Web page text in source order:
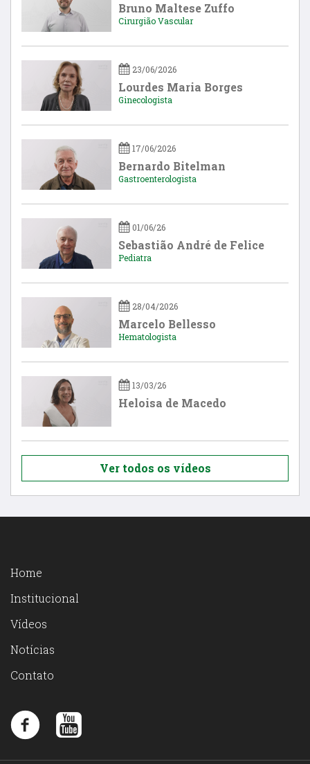
Bruno Maltese Zuffo
Cirurgião Vascular
23/06/2026
Lourdes Maria Borges
Ginecologista
17/06/2026
Bernardo Bitelman
Gastroenterologista
01/06/26
Sebastião André de Felice
Pediatra
28/04/2026
Marcelo Bellesso
Hematologista
13/03/26
Heloisa de Macedo
Ver todos os vídeos
Home
Institucional
Vídeos
Notícias
Contato